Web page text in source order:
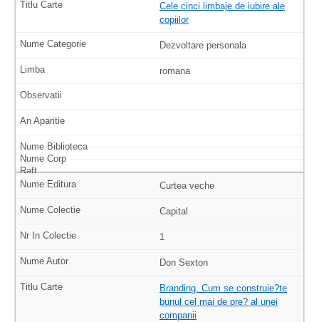
Cele cinci limbaje de iubire ale
copiilor
Dezvoltare personala
romana
Curtea veche
Capital
1
Don Sexton
Branding. Cum se construie?te
bunul cel mai de pre? al unei
companii